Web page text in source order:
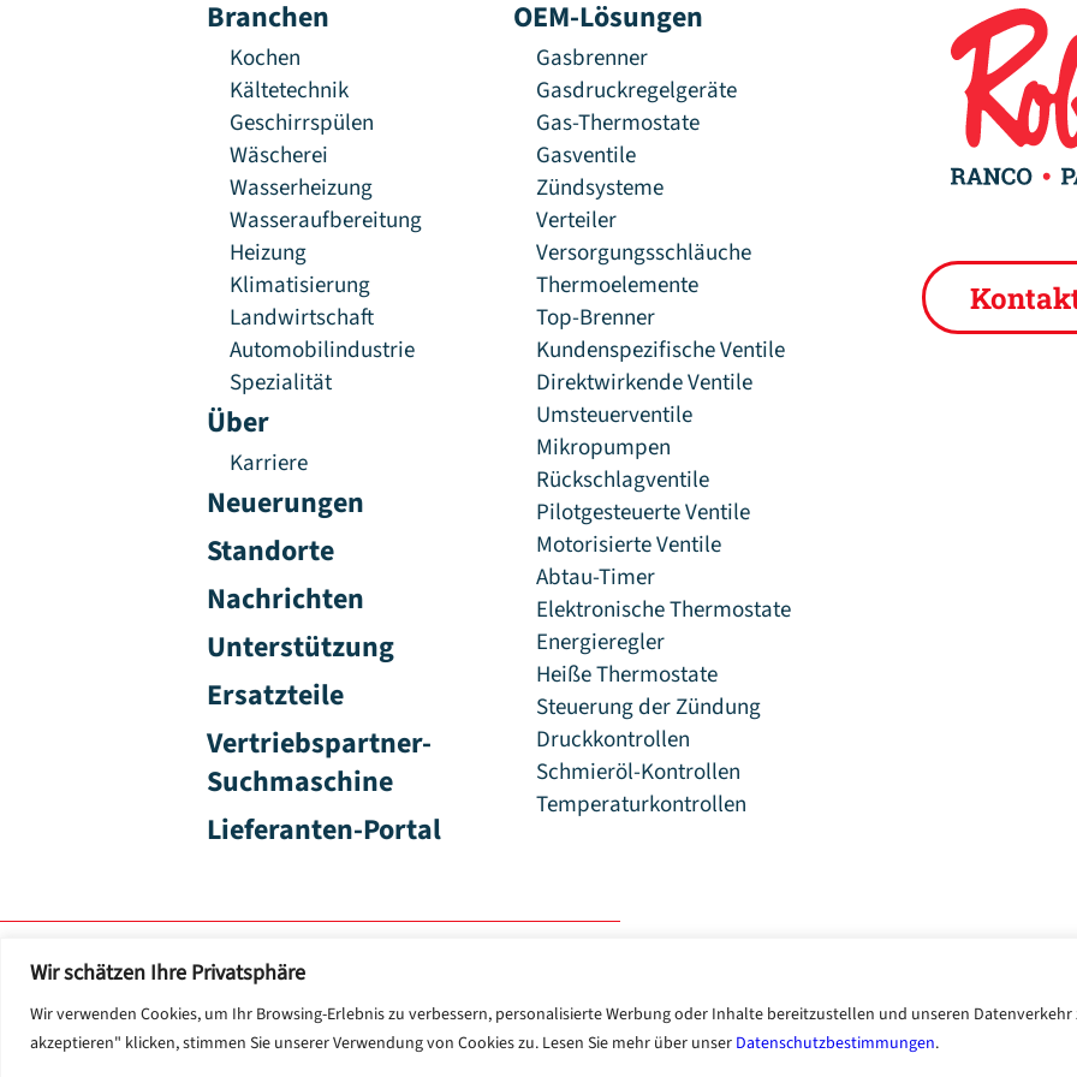
Wir schätzen Ihre Privatsphäre
Wir verwenden Cookies, um Ihr Browsing-Erlebnis zu verbessern, personalisierte Werbung oder Inhalte bereitzustellen und unseren
akzeptieren" klicken, stimmen Sie unserer Verwendung von Cookies zu. Lesen Sie mehr über unser Datenschutzbestimmungen.
Branchen
Kochen
Kältetechnik
Geschirrspülen
Wäscherei
Wasserheizung
Wasseraufbereitung
Heizung
Klimatisierung
Landwirtschaft
Automobilindustrie
Spezialität
Über
Karriere
Neuerungen
Standorte
Nachrichten
Unterstützung
Ersatzteile
Vertriebspartner-
Suchmaschine
Lieferanten-Portal
OEM-Lösungen
Gasbrenner
Gasdruckregelgeräte
Gas-Thermostate
Gasventile
Zündsysteme
Verteiler
Versorgungsschläuche
Thermoelemente
Top-Brenner
Kundenspezifische Ventile
Direktwirkende Ventile
Umsteuerventile
Mikropumpen
Rückschlagventile
Pilotgesteuerte Ventile
Motorisierte Ventile
Abtau-Timer
Elektronische Thermostate
Energieregler
Heiße Thermostate
Steuerung der Zündung
Druckkontrollen
Schmieröl-Kontrollen
Temperaturkontrollen
Bedingungen und Konditionen